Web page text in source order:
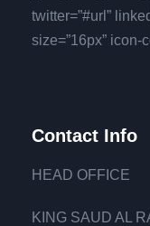
twitter=”#url”
size=”16px” icon-
Contact Info
HEAD OFFICE
KING SAUD AL